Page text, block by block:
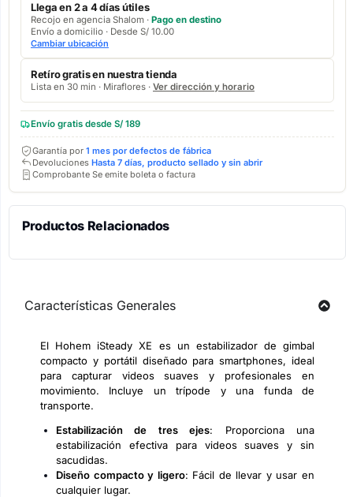
Llega en 2 a 4 días útiles
Recojo en agencia Shalom · Pago en destino
Envío a domicilio · Desde S/ 10.00
Cambiar ubicación
Retíro gratis en nuestra tienda
Lista en 30 min · Miraflores · Ver dirección y horario
Envío gratis desde S/ 189
Garantía por 1 mes por defectos de fábrica
Devoluciones Hasta 7 días, producto sellado y sin abrir
Comprobante Se emite boleta o factura
Productos Relacionados
Características Generales
El Hohem iSteady XE es un estabilizador de gimbal
compacto y portátil diseñado para smartphones, ideal
para capturar videos suaves y profesionales en
movimiento. Incluye un trípode y una funda de
transporte.
Estabilización de tres ejes: Proporciona una
estabilización efectiva para videos suaves y sin
sacudidas.
Diseño compacto y ligero: Fácil de llevar y usar en
cualquier lugar.